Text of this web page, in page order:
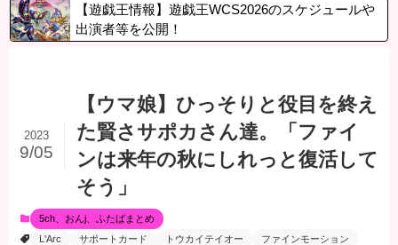
【遊戯王情報】遊戯王WCS2026のスケジュールや
出演者等を公開！
【ウマ娘】ひっそりと役目を終え
た賢さサポカさん達。「ファイ
ンは来年の秋にしれっと復活して
そう」
2023
9/05
5ch、おんj、ふたばまとめ
L'Arc
サポートカード トウカイテイオー
ファインモーション